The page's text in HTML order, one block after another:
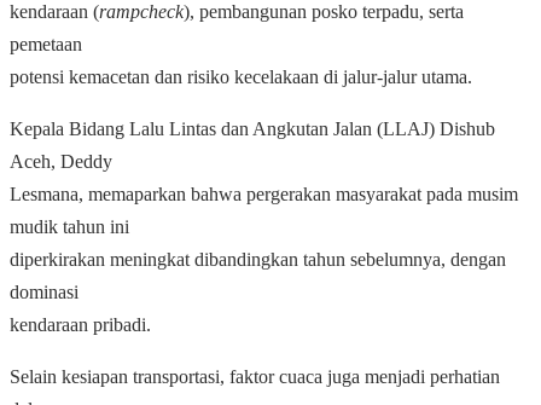
kendaraan (rampcheck), pembangunan posko terpadu, serta
pemetaan
potensi kemacetan dan risiko kecelakaan di jalur-jalur utama.
Kepala Bidang Lalu Lintas dan Angkutan Jalan (LLAJ) Dishub
Aceh, Deddy
Lesmana, memaparkan bahwa pergerakan masyarakat pada musim
mudik tahun ini
diperkirakan meningkat dibandingkan tahun sebelumnya, dengan
dominasi
kendaraan pribadi.
Selain kesiapan transportasi, faktor cuaca juga menjadi perhatian